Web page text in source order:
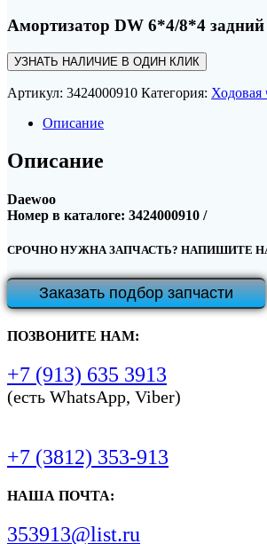
Амортизатор DW 6*4/8*4 задний
УЗНАТЬ НАЛИЧИЕ В ОДИН КЛИК
Артикул: 3424000910 Категория: Ходовая
Описание
Описание
Daewoo
Номер в каталоге: 3424000910 /
СРОЧНО НУЖНА ЗАПЧАСТЬ? НАПИШИТЕ
Заказать подбор запчасти
ПОЗВОНИТЕ НАМ:
+7 (913) 635 3913
(есть WhatsApp, Viber)
+7 (3812) 353-913
НАША ПОЧТА:
353913@list.ru